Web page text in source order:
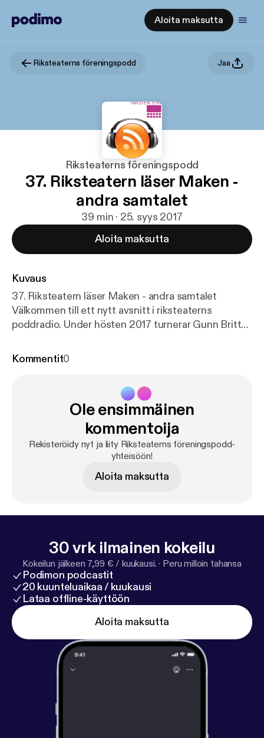
Aloita maksutta
Riksteaterns föreningspodd Jaa
Riksteaterns föreningspodd
37. Riksteatern läser Maken -
andra samtalet
39 min · 25. syys 2017
Aloita maksutta
Kuvaus
37. Riksteatern läser Maken - andra samtalet
Välkommen till ett nytt avsnitt i riksteaterns
poddradio. Under hösten 2017 turnerar Gunn Britt
Tersmann och regi av Lena Mossegård. Inför detta
detta andra samtal möts Åsa Lundberg, Linnea
Byberg, Annika Johansson och Moa Nilsson från
riksteaterföreningarna i Boden och Piteå för att
samtala om en del av boken.
Kommentit0
Ole ensimmäinen
kommentoija
Rekisteröidy nyt ja liity Riksteaterns föreningspodd-
yhteisöön!
Aloita maksutta
30 vrk ilmainen kokeilu
Kokeilun jälkeen 7,99 € / kuukausi. · Peru milloin tahansa
Podimon podcastit
20 kuunteluaikaa / kuukausi
Lataa offline-käyttöön
Aloita maksutta